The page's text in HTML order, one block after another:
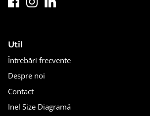
Util
Întrebări frecvente
Despre noi
Contact
Inel Size Diagramă